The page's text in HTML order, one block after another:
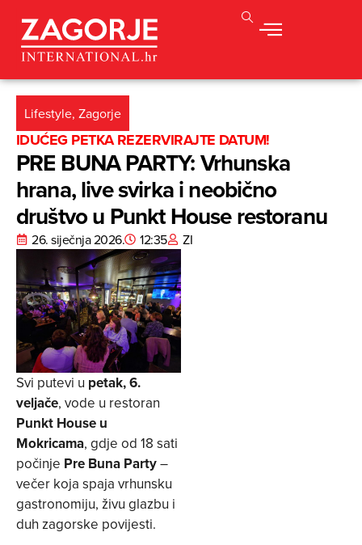
Lifestyle, Zagorje
IDUĆEG PETKA REZERVIRAJTE DATUM!
PRE BUNA PARTY: Vrhunska
hrana, live svirka i neobično
društvo u Punkt House restoranu
26. siječnja 2026. 12:35 ZI
Svi putevi u petak, 6.
veljače, vode u restoran
Punkt House u
Mokricama, gdje od 18 sati
počinje Pre Buna Party–
večer koja spaja vrhunsku
gastronomiju, živu glazbu i
duh zagorske povijesti.